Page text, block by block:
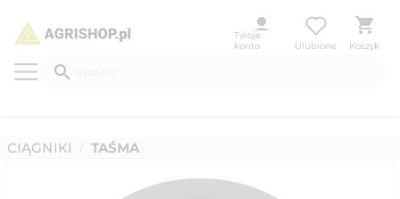
Twoje
konto
Ulubione Koszyk
CIĄGNIKI / TAŚMA